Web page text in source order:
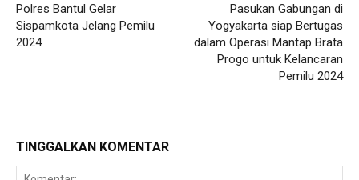
Polres Bantul Gelar
Sispamkota Jelang Pemilu
2024
Pasukan Gabungan di
Yogyakarta siap Bertugas
dalam Operasi Mantap Brata
Progo untuk Kelancaran
Pemilu 2024
TINGGALKAN KOMENTAR